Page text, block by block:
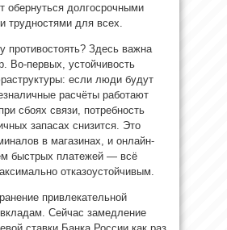
обернуться долгосрочными
трудностями для всех.
противостоять? Здесь важна
Во-первых, устойчивость
если люди будут
расчёты работают
сбоях связи, потребность
запасах снизится. Это
в магазинах, и онлайн-
быстрых платежей — всё
отказоустойчивым.
привлекательной
Сейчас замедление
ставки Банка России как раз